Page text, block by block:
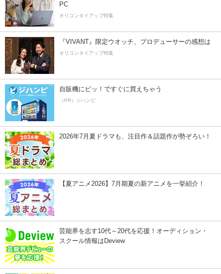
PC
オリコンタイアップ特集
『VIVANT』限定ウオッチ、プロデューサーの感想は
オリコンタイアップ特集
自販機にピッ！ですぐに買えちゃう
（PR）ジハンピ
2026年7月夏ドラマも、注目作＆話題作が勢ぞろい！
【夏アニメ2026】7月期夏の新アニメを一挙紹介！
芸能界を志す10代～20代を応援！オーディション・
スクール情報はDeview